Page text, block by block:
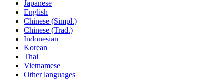
Japanese
English
Chinese (Simpl.)
Chinese (Trad.)
Indonesian
Korean
Thai
Vietnamese
Other languages